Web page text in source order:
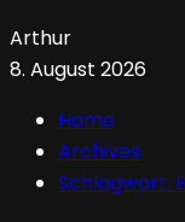
Arthur
8. August 2026
Home
Archives
Schlagwort: